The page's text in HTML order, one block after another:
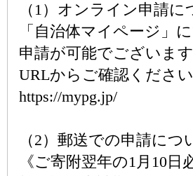
（1）オンライン申請に
「自治体マイページ」
申請が可能でございま
URLからご確認ください
https://mypg.jp/
（2）郵送での申請につ
《ご寄附翌年の1月10日